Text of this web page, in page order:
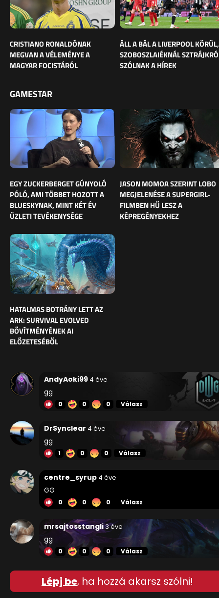
CRISTIANO RONALDÓNAK
MEGVAN A VÉLEMÉNYE A
MAGYAR FOCISTÁRÓL
ÁLL A BÁL A LIVERPOOL KÖRÜL,
SZOBOSZLAIÉKNÁL
SZÓLNAK A HÍREK
GAMESTAR
EGY ZUCKERBERGET GÚNYOLÓ
PÓLÓ, AMI TÖBBET HOZOTT A
BLUESKYNAK, MINT KÉT ÉV
ÜZLETI TEVÉKENYSÉGE
JASON MOMOA SZERINT LOBO
MEGJELENÉSE A SUPERGIRL-
FILMBEN HŰ LESZ A
KÉPREGÉNYEKHEZ
HATALMAS BOTRÁNY LETT AZ
ARK: SURVIVAL EVOLVED
BŐVÍTMÉNYÉNEK AI
ELŐZETESÉBŐL
AndyAoki99 4 éve
gg
0 0 0 Válasz
DrSynclear 4 éve
gg
1 0 0 Válasz
centre_syrup 4 éve
GG
0 0 0 Válasz
mrsajtosstangli3 éve
gg
0 0 0 Válasz
Lépj be, ha hozzá akarsz szólni!